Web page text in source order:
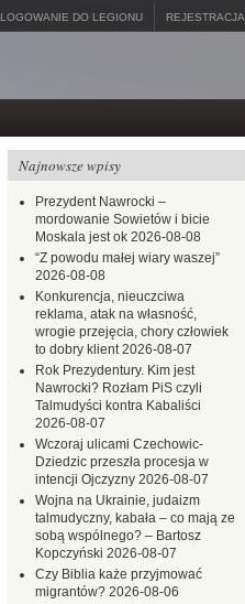
LOGOWANIE DO LEGIONU REJESTRACJA
Najnowsze wpisy
Prezydent Nawrocki –
mordowanie Sowietów i bicie
Moskala jest ok 2026-08-08
“Z powodu małej wiary waszej”
2026-08-08
Konkurencja, nieuczciwa
reklama, atak na własność,
wrogie przejęcia, chory człowiek
to dobry klient 2026-08-07
Rok Prezydentury. Kim jest
Nawrocki? Rozłam PiS czyli
Talmudyści kontra Kabaliści
2026-08-07
Wczoraj ulicami Czechowic-
Dziedzic przeszła procesja w
intencji Ojczyzny 2026-08-07
Wojna na Ukrainie, judaizm
talmudyczny, kabała – co mają ze
sobą wspólnego? – Bartosz
Kopczyński 2026-08-07
Czy Biblia każe przyjmować
migrantów? 2026-08-06